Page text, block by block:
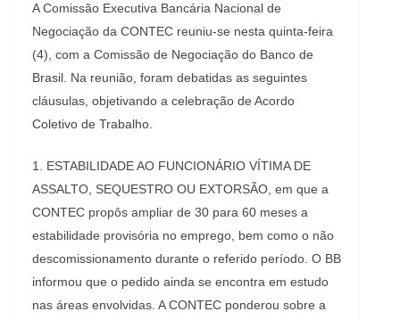
A Comissão Executiva Bancária Nacional de
Negociação da CONTEC reuniu-se nesta quinta-feira
(4), com a Comissão de Negociação do Banco de
Brasil. Na reunião, foram debatidas as seguintes
cláusulas, objetivando a celebração de Acordo
Coletivo de Trabalho.
1. ESTABILIDADE AO FUNCIONÁRIO VÍTIMA DE
ASSALTO, SEQUESTRO OU EXTORSÃO, em que a
CONTEC propôs ampliar de 30 para 60 meses a
estabilidade provisória no emprego, bem como o não
descomissionamento durante o referido período. O BB
informou que o pedido ainda se encontra em estudo
nas áreas envolvidas. A CONTEC ponderou sobre a